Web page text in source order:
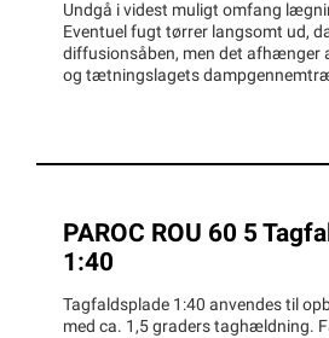
Undgå i videst muligt omfang
Eventuel fugt tørrer langsomt ud,
diffusionsåben, men det afhænger
og tætningslagets
PAROC ROU 60 5
1:40
Tagfaldsplade 1:40 anvendes til
med ca. 1,5 graders taghældning.